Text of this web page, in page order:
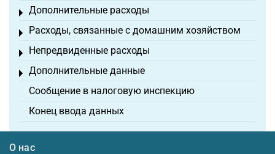
Дополнительные расходы
Toggle menu
Расходы, связанные с домашним хозяйством
Toggle menu
Непредвиденные расходы
Toggle menu
Дополнительные данные
Toggle menu
Сообщение в налоговую инспекцию
Конец ввода данных
О нас